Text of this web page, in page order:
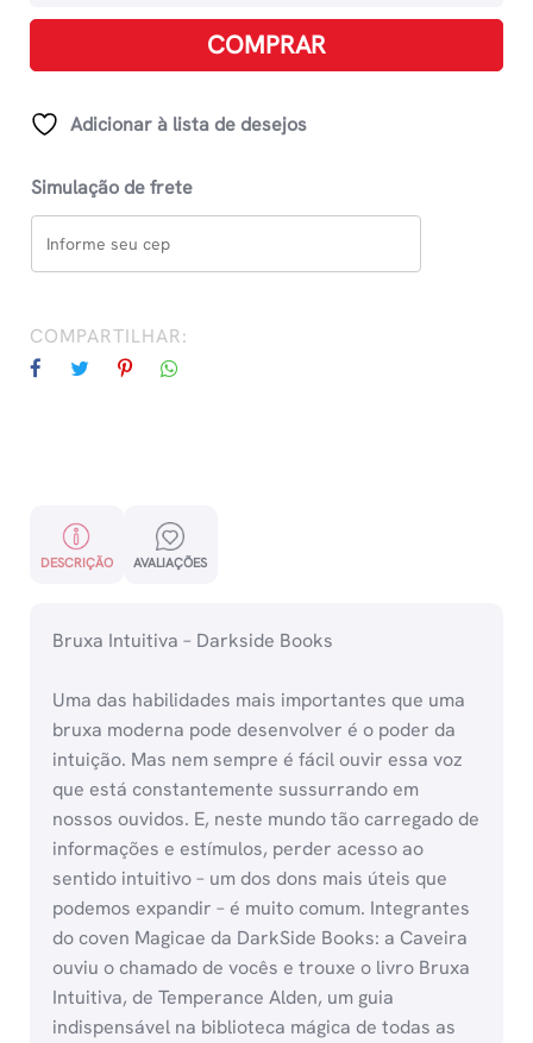
quantidade
COMPRAR
Adicionar à lista de desejos
Simulação de frete
COMPARTILHAR:
DESCRIÇÃO AVALIAÇÕES
Bruxa Intuitiva – Darkside Books
Uma das habilidades mais importantes que uma
bruxa moderna pode desenvolver é o poder da
intuição. Mas nem sempre é fácil ouvir essa voz
que está constantemente sussurrando em
nossos ouvidos. E, neste mundo tão carregado de
informações e estímulos, perder acesso ao
sentido intuitivo – um dos dons mais úteis que
podemos expandir – é muito comum. Integrantes
do coven Magicae da DarkSide Books: a Caveira
ouviu o chamado de vocês e trouxe o livro Bruxa
Intuitiva, de Temperance Alden, um guia
indispensável na biblioteca mágica de todas as